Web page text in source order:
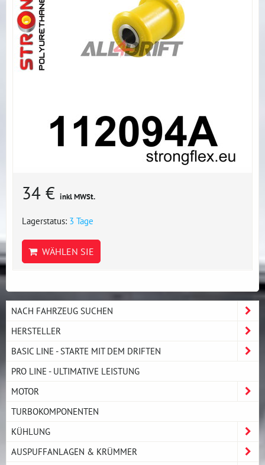
34 € inkl MWSt.
Lagerstatus: 3 Tage
WÄHLEN SIE
NACH FAHRZEUG SUCHEN
HERSTELLER
BASIC LINE - STARTE MIT DEM DRIFTEN
PRO LINE - ULTIMATIVE LEISTUNG
MOTOR
TURBOKOMPONENTEN
KÜHLUNG
AUSPUFFANLAGEN & KRÜMMER